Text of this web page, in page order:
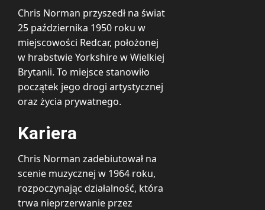
Chris Norman przyszedł na świat
25 października 1950 roku w
miejscowości Redcar, położonej
w hrabstwie Yorkshire w Wielkiej
Brytanii. To miejsce stanowiło
początek jego drogi artystycznej
oraz życia prywatnego.
Kariera
Chris Norman zadebiutował na
scenie muzycznej w 1964 roku,
rozpoczynając działalność, która
trwa nieprzerwanie przez